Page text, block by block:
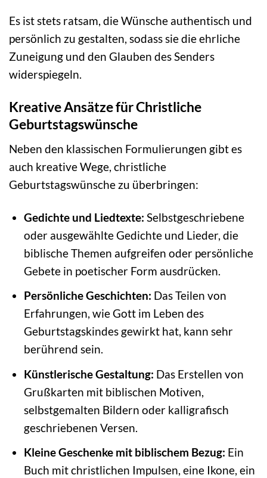
Es ist stets ratsam, die Wünsche authentisch und
persönlich zu gestalten, sodass sie die ehrliche
Zuneigung und den Glauben des Senders
widerspiegeln.
Kreative Ansätze für Christliche
Geburtstagswünsche
Neben den klassischen Formulierungen gibt es
auch kreative Wege, christliche
Geburtstagswünsche zu überbringen:
Gedichte und Liedtexte: Selbstgeschriebene
oder ausgewählte Gedichte und Lieder, die
biblische Themen aufgreifen oder persönliche
Gebete in poetischer Form ausdrücken.
Persönliche Geschichten: Das Teilen von
Erfahrungen, wie Gott im Leben des
Geburtstagskindes gewirkt hat, kann sehr
berührend sein.
Künstlerische Gestaltung: Das Erstellen von
Grußkarten mit biblischen Motiven,
selbstgemalten Bildern oder kalligrafisch
geschriebenen Versen.
Kleine Geschenke mit biblischem Bezug: Ein
Buch mit christlichen Impulsen, eine Ikone, ein